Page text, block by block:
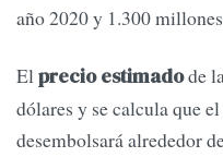
año 2020 y 1.300
Elprecio estimadode
dólares y se calcula que
desembolsará alrededor